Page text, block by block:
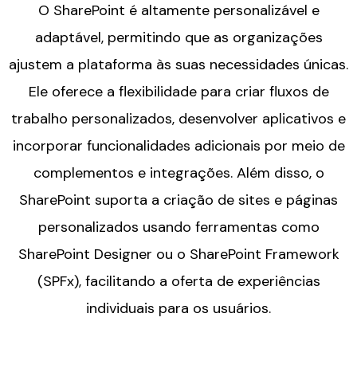
O SharePoint é altamente personalizável e
adaptável, permitindo que as organizações
ajustem a plataforma às suas necessidades únicas.
Ele oferece a flexibilidade para criar fluxos de
trabalho personalizados, desenvolver aplicativos e
incorporar funcionalidades adicionais por meio de
complementos e integrações. Além disso, o
SharePoint suporta a criação de sites e páginas
personalizados usando ferramentas como
SharePoint Designer ou o SharePoint Framework
(SPFx), facilitando a oferta de experiências
individuais para os usuários.